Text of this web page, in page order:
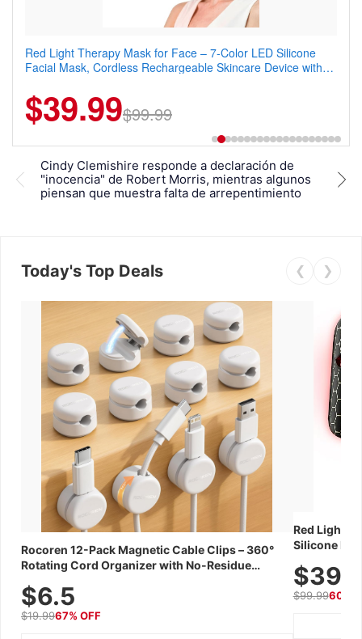
Red Light Therapy Mask for Face – 7-Color LED Silicone
Facial Mask, Cordless Rechargeable Skincare Device with
$39.99$99.99
Men's Slim Fit Polo Shirt – Quick Dry Moisture Wicking, High
Elasticity, Athletic Fit Polo for Golf, Tennis, Work & Casual
$6.99$29.99
Cindy Clemishire responde a declaración de
"inocencia" de Robert Morris, mientras algunos
piensan que muestra falta de arrepentimiento
Today's Top Deals ❮ ❯
Rocoren 12-Pack Magnetic Cable Clips – 360°
Rotating Cord Organizer with No-Residue
Wall, Car & Office, White
$6.5
$19.9967% OFF
Red Light
Silicone
$99.9960%